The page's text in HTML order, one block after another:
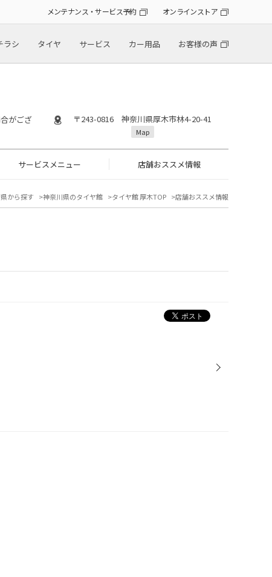
メンテナンス・サービス予約 オンラインストア
ラシ タイヤ サービス カー用品 お客様の声
がござ
〒243-0816 神奈川県厚木市林4-20-41
Map
サービスメニュー 店舗おススメ情報
から探す 神奈川県のタイヤ館 タイヤ館 厚木TOP 店舗おススメ情報